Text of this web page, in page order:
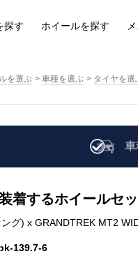
探す ホイールを探す
を選ぶ 車種を選ぶ タイヤを選
車
着するホイールセ
グ) x GRANDTREK MT2
139.7-6